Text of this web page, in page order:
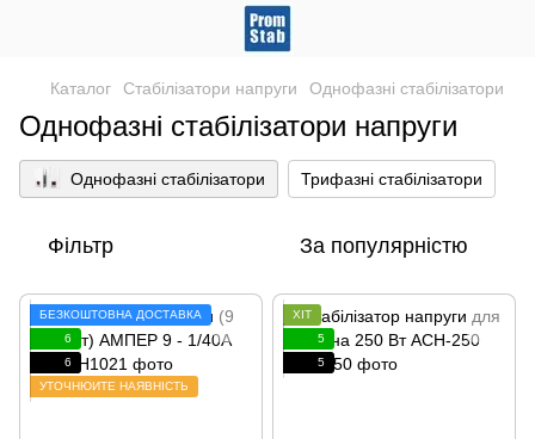
Каталог Стабілізатори напруги Однофазні стабілізатори
Однофазні стабілізатори напруги
Однофазні стабілізатори Трифазні стабілізатори
Фільтр За популярністю
БЕЗКОШТОВНА ДОСТАВКА
6
6
УТОЧНЮЙТЕ НАЯВНІСТЬ
ХІТ
5
5